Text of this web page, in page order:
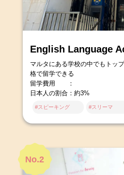
English Language
マルタにある学校の中でもトッ
格で留学できる
留学費用 ：
日本人の割合：約3%
#スピーキング #スリーマ
No.2